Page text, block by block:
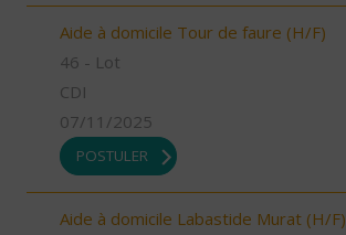
Aide à domicile Tour de faure (H/F)
46 - Lot
CDI
07/11/2025
POSTULER
Aide à domicile Labastide Murat (H/F)